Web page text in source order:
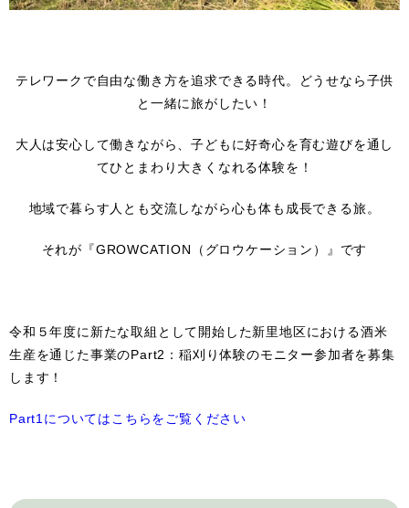
テレワークで自由な働き方を追求できる時代。どうせなら子供
と一緒に旅がしたい！
大人は安心して働きながら、子どもに好奇心を育む遊びを通し
てひとまわり大きくなれる体験を！
地域で暮らす人とも交流しながら心も体も成長できる旅。
それが『GROWCATION（グロウケーション）』です
令和５年度に新たな取組として開始した新里地区における酒米
生産を通じた事業のPart2：稲刈り体験のモニター参加者を募集
します！
Part1についてはこちらをご覧ください